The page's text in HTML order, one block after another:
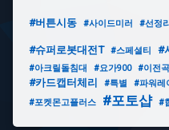
#버튼시동 #사이드미러 #선정
#슈퍼로봇대전T #스페셜티 #
#아크릴돌침대 #요가900 #이전곡
#카드캡터체리 #특별 #파워레
#포켓몬고플러스
#포토샵 #